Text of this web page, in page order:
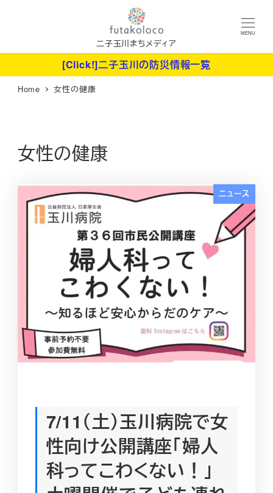
ン
二子玉川まちメディア
MENU
[Click!]二子玉川の防災情報一覧
Home 女性の健康
女性の健康
ニュース
7/11（土）玉川病院で女
性向け公開講座「婦人
科ってこわくない！」